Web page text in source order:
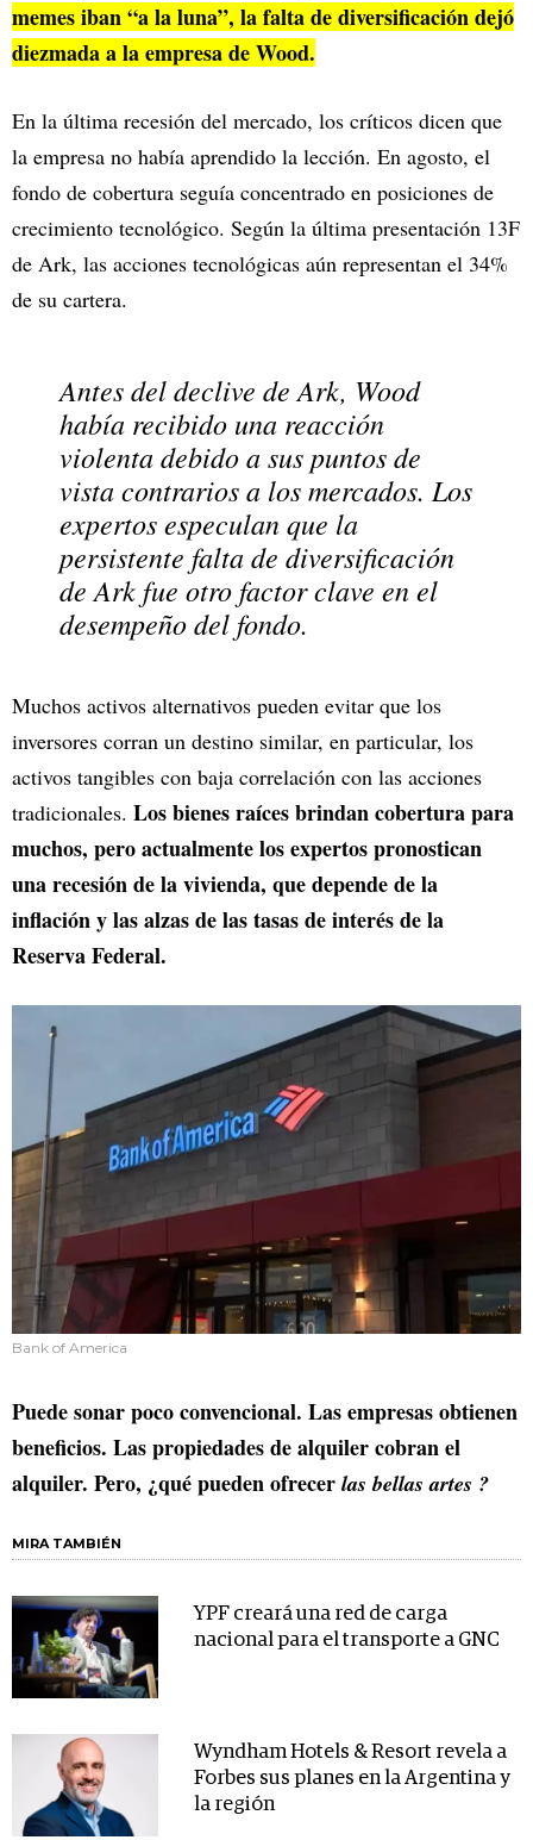
memes iban “a la luna”, la falta de diversificación dejó
diezmada a la empresa de Wood.
En la última recesión del mercado, los críticos dicen que
la empresa no había aprendido la lección. En agosto, el
fondo de cobertura seguía concentrado en posiciones de
crecimiento tecnológico. Según la última presentación 13F
de Ark, las acciones tecnológicas aún representan el 34%
de su cartera.
Antes del declive de Ark, Wood
había recibido una reacción
violenta debido a sus puntos de
vista contrarios a los mercados. Los
expertos especulan que la
persistente falta de diversificación
de Ark fue otro factor clave en el
desempeño del fondo.
Muchos activos alternativos pueden evitar que los
inversores corran un destino similar, en particular, los
activos tangibles con baja correlación con las acciones
tradicionales. Los bienes raíces brindan cobertura para
muchos, pero actualmente los expertos pronostican
una recesión de la vivienda, que depende de la
inflación y las alzas de las tasas de interés de la
Reserva Federal.
Bank of America
Puede sonar poco convencional. Las empresas obtienen
beneficios. Las propiedades de alquiler cobran el
alquiler. Pero, ¿qué pueden ofrecer las bellas artes ?
MIRA TAMBIÉN
YPF creará una red de carga
nacional para el transporte a GNC
Wyndham Hotels & Resort revela a
Forbes sus planes en la Argentina y
la región